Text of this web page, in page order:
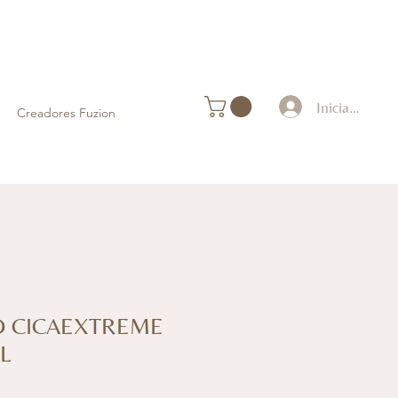
Iniciar sesión
Creadores Fuzion
CICAEXTREME